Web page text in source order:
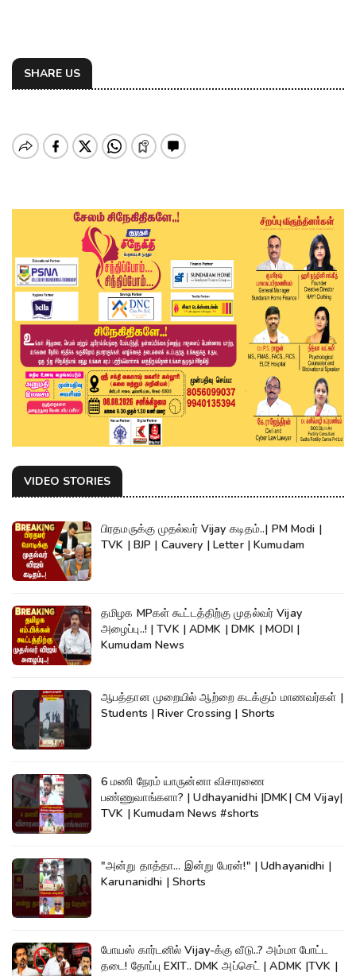
SHARE US
VIDEO STORIES
பிரதமருக்கு முதல்வர் Vijay கடிதம்..| PM Modi |
TVK | BJP | Cauvery | Letter | Kumudam
தமிழக MPகள் கூட்டத்திற்கு முதல்வர் Vijay
அழைப்பு..! | TVK | ADMK | DMK | MODI |
Kumudam News
ஆபத்தான முறையில் ஆற்றை கடக்கும் மாணவர்கள் |
Students | River Crossing | Shorts
6 மணி நேரம் யாருன்னா விசாரணை
பண்ணுவாங்களா? | Udhayanidhi |DMK| CM Vijay|
TVK | Kumudam News #shorts
"அன்று தாத்தா... இன்று பேரன்!" | Udhayanidhi |
Karunanidhi | Shorts
போயஸ் கார்டனில் Vijay-க்கு வீடு..? அம்மா போட்ட
தடை! தோப்பு EXIT.. DMK அப்செட் | ADMK |TVK |